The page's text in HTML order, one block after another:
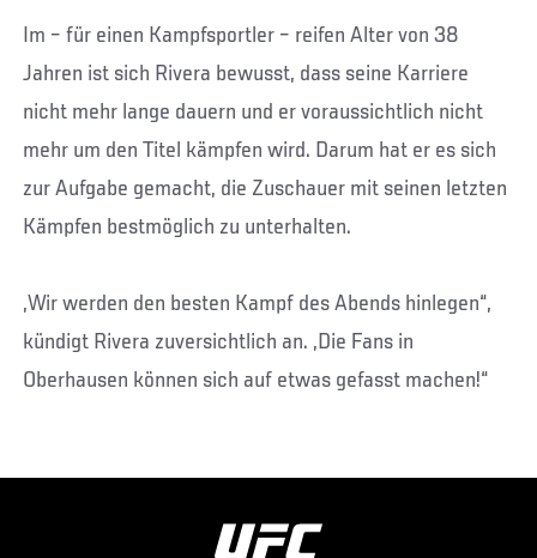
Im – für einen Kampfsportler – reifen Alter von 38
Jahren ist sich Rivera bewusst, dass seine Karriere
nicht mehr lange dauern und er voraussichtlich nicht
mehr um den Titel kämpfen wird. Darum hat er es sich
zur Aufgabe gemacht, die Zuschauer mit seinen letzten
Kämpfen bestmöglich zu unterhalten.
„Wir werden den besten Kampf des Abends hinlegen“,
kündigt Rivera zuversichtlich an. „Die Fans in
Oberhausen können sich auf etwas gefasst machen!“